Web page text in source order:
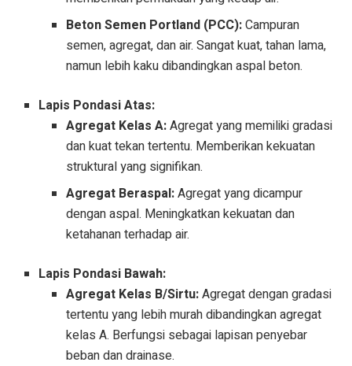
Beton Semen Portland (PCC):Campuran
semen, agregat, dan air. Sangat kuat, tahan lama,
namun lebih kaku dibandingkan aspal beton.
Lapis Pondasi Atas:
Agregat Kelas A:Agregat yang memiliki gradasi
dan kuat tekan tertentu. Memberikan kekuatan
struktural yang signifikan.
Agregat Beraspal:Agregat yang dicampur
dengan aspal. Meningkatkan kekuatan dan
ketahanan terhadap air.
Lapis Pondasi Bawah:
Agregat Kelas B/Sirtu:Agregat dengan gradasi
tertentu yang lebih murah dibandingkan agregat
kelas A. Berfungsi sebagai lapisan penyebar
beban dan drainase.